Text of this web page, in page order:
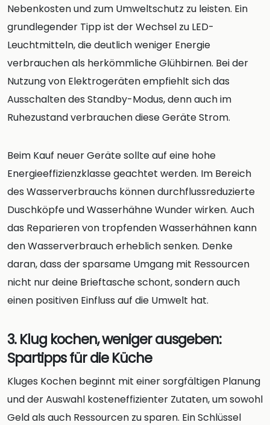
Nebenkosten und zum Umweltschutz zu leisten. Ein
grundlegender Tipp ist der Wechsel zu LED-
Leuchtmitteln, die deutlich weniger Energie
verbrauchen als herkömmliche Glühbirnen. Bei der
Nutzung von Elektrogeräten empfiehlt sich das
Ausschalten des Standby-Modus, denn auch im
Ruhezustand verbrauchen diese Geräte Strom.
Beim Kauf neuer Geräte sollte auf eine hohe
Energieeffizienzklasse geachtet werden. Im Bereich
des Wasserverbrauchs können durchflussreduzierte
Duschköpfe und Wasserhähne Wunder wirken. Auch
das Reparieren von tropfenden Wasserhähnen kann
den Wasserverbrauch erheblich senken. Denke
daran, dass der sparsame Umgang mit Ressourcen
nicht nur deine Brieftasche schont, sondern auch
einen positiven Einfluss auf die Umwelt hat.
3. Klug kochen, weniger ausgeben:
Spartipps für die Küche
Kluges Kochen beginnt mit einer sorgfältigen Planung
und der Auswahl kosteneffizienter Zutaten, um sowohl
Geld als auch Ressourcen zu sparen. Ein Schlüssel